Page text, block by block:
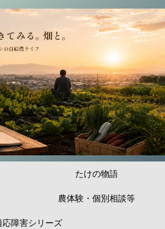
たけの物語
農体験・個別相談等
応障害シリーズ